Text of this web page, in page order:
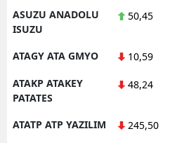
ASUZU ANADOLU
ISUZU
50,45
ATAGY ATA GMYO 10,59
ATAKP ATAKEY
PATATES
48,24
ATATP ATP YAZILIM 245,50